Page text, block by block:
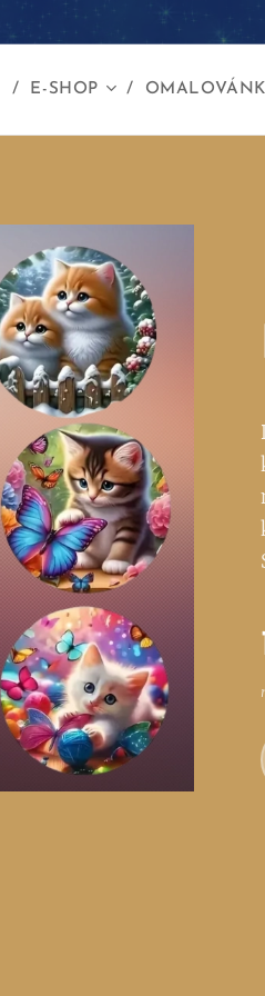
E-SHOP